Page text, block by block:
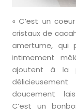
« C’est un
cristaux de
amertume,
intimement
ajoutent à la
doucement
C’est un